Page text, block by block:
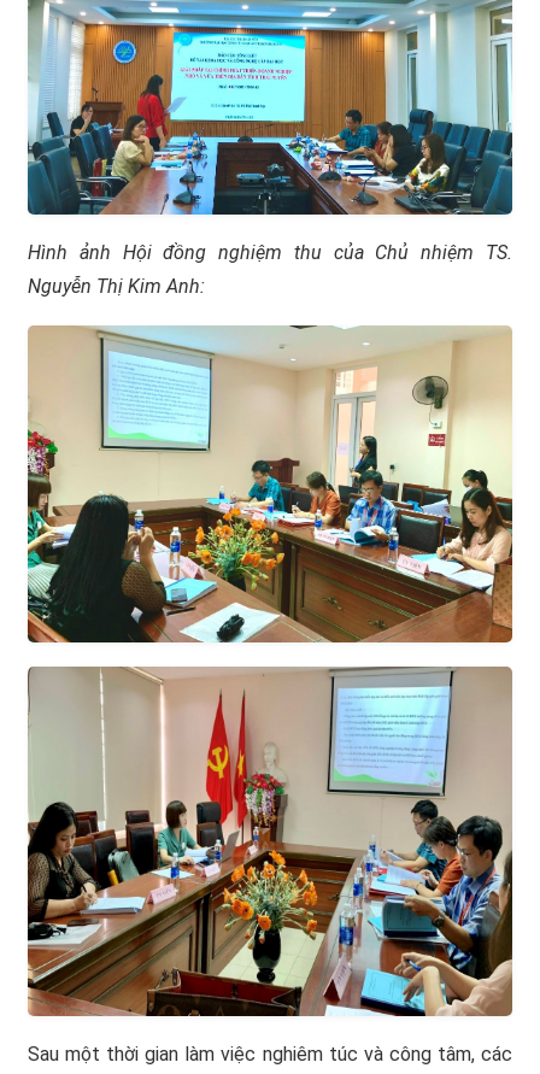
Hình ảnh Hội đồng nghiệm thu của Chủ nhiệm TS.
Nguyễn Thị Kim Anh:
Sau một thời gian làm việc nghiêm túc và công tâm, các